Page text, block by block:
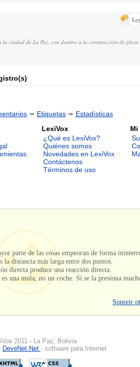
Ley
ciudad de La Paz, con destino a la construcción de plaza
➠ Etiquetas➠ Estadísticas
LexiVox
¿Qué es LexiVox?
Quiénes somos
Novedades en LexiVox
Contáctenos
Términos de uso
Mi
parte de las cosas empeoran de forma
la distancia más larga entre dos puntos.
directa produce una reacción directa.
es una mula, no un coche. Si se la presiona
Sonreir
2011 - La Paz, Bolivia
DeveNet.Net - software para Internet